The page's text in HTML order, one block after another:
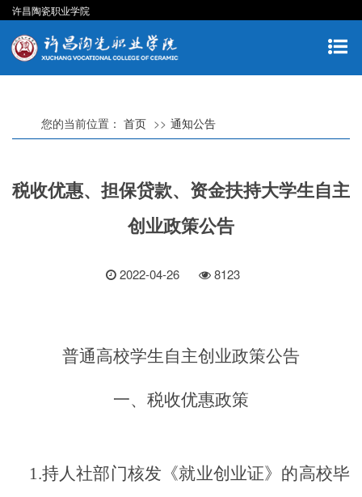
许昌陶瓷职业学院
您的当前位置： 首页 通知公告
税收优惠、担保贷款、资金扶持大学生自主
创业政策公告
2022-04-26 8123
普通高校学生自主创业政策公告
一、税收优惠政策
1.持人社部门核发《就业创业证》的高校毕